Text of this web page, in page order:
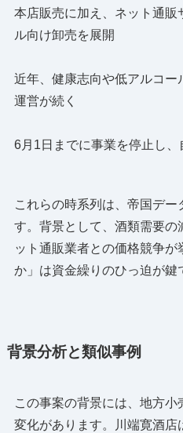
本店販売に加え、ネット通販
ル向け卸売を展開
近年、健康志向や低アルコー
運営が続く
6月1日までに事業を停止し
これらの時系列は、帝国デー
す。背景として、酒類需要の
ット通販業者との価格競争
か」は資金繰りのひっ迫が鍵
背景分析と類似事例
この事案の背景には、地方
変化があります。川端寛酒